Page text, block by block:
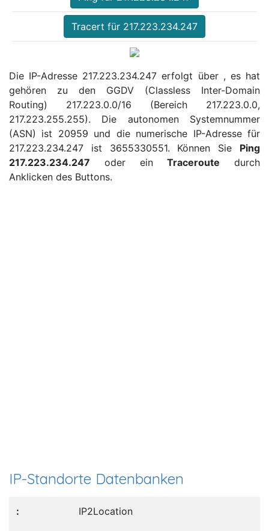
Tracert für 217.223.234.247
Die IP-Adresse 217.223.234.247 erfolgt über , es hat
gehören zu den GGDV (Classless Inter-Domain
Routing) 217.223.0.0/16 (Bereich 217.223.0.0,
217.223.255.255). Die autonomen Systemnummer
(ASN) ist 20959 und die numerische IP-Adresse für
217.223.234.247 ist 3655330551. Können Sie Ping
217.223.234.247 oder einTraceroute durch
Anklicken des Buttons.
IP-Standorte Datenbanken
IP2Location